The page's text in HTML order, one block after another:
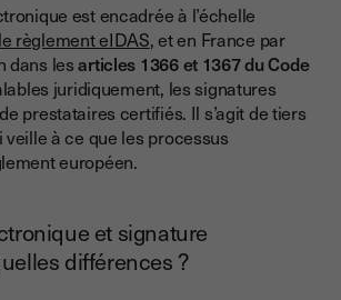
est encadrée à l’échelle
le règlement eIDAS, et en France par
dans lesarticles 1366 et 1367 du Code
juridiquement, les signatures
prestataires certifiés. Il s’agit de tiers
à ce que les processus
européen.
et signature
différences ?